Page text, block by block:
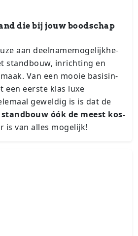
die bij jouw boodschap
aan deel­na­me­mo­ge­lijk­he­
standbouw, inrichting en
Van een mooie ba­sis­in­
een eerste klas luxe
geweldig is is dat de
óók de meest kos­
is van alles mogelijk!